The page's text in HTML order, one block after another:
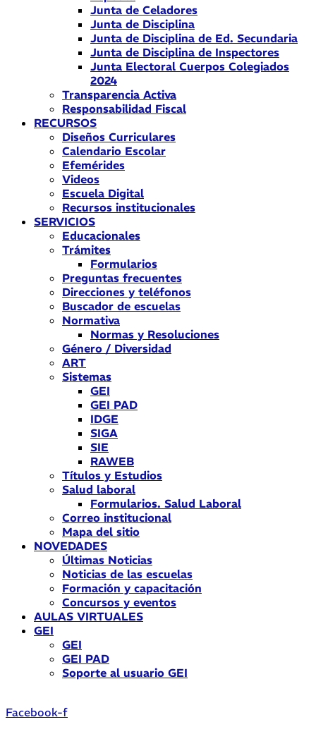
Junta de Celadores
Junta de Disciplina
Junta de Disciplina de Ed. Secundaria
Junta de Disciplina de Inspectores
Junta Electoral Cuerpos Colegiados
2024
Transparencia Activa
Responsabilidad Fiscal
RECURSOS
Diseños Curriculares
Calendario Escolar
Efemérides
Videos
Escuela Digital
Recursos institucionales
SERVICIOS
Educacionales
Trámites
Formularios
Preguntas frecuentes
Direcciones y teléfonos
Buscador de escuelas
Normativa
Normas y Resoluciones
Género / Diversidad
ART
Sistemas
GEI
GEI PAD
IDGE
SIGA
SIE
RAWEB
Títulos y Estudios
Salud laboral
Formularios. Salud Laboral
Correo institucional
Mapa del sitio
NOVEDADES
Últimas Noticias
Noticias de las escuelas
Formación y capacitación
Concursos y eventos
AULAS VIRTUALES
GEI
GEI
GEI PAD
Soporte al usuario GEI
Facebook-f